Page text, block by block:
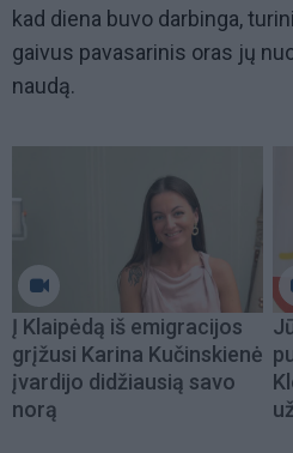
kad diena buvo darbinga,
gaivus pavasarinis oras jų
naudą.
Į Klaipėdą iš emigracijos
grįžusi Karina Kučinskienė
įvardijo didžiausią savo
norą